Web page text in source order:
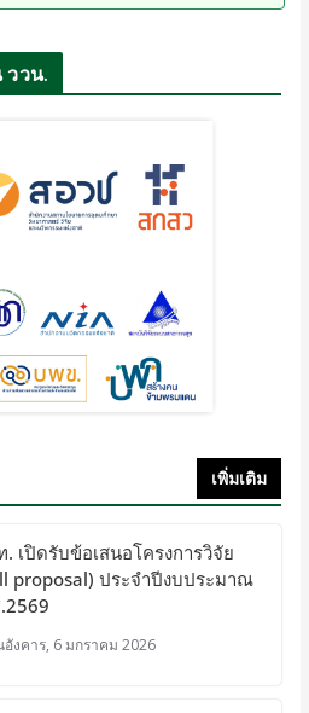
ววน.
เพิ่มเติม
เปิดรับข้อเสนอโครงการวิจัย
proposal) ประจำปีงบประมาณ
อังคาร, 6 มกราคม 2026